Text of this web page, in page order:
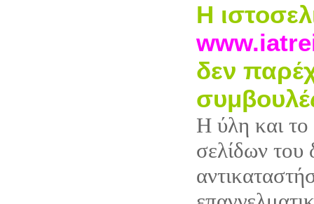
Η
δεν
Η ύλη και το
σελίδων του